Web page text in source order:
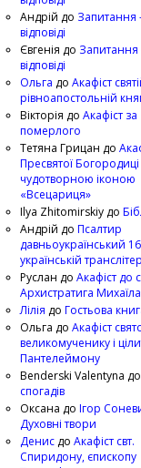
Андрій до
відповіді
Євгенія до
відповіді
Ольга до Акафіст
рівноапостольній
Вікторія до Акафіст за
померлого
Тетяна Грицан до
Пресвятої Богородиці
чудотворною іконою
«Всецариця»
Ilya Zhitomirskiy до
Андрій до Псалтир
давньоукраїнський
українській
Руслан до Акафіст до
Архистратига Михаїла
Лілія до Гостьова
Ольга до Акафіст
великомученику і
Пантелеймону
Benderski Valentyna до
спогадів
Оксана до Ігор
Духовні твори
Денис до Акафіст свт.
Спиридону, єпископу